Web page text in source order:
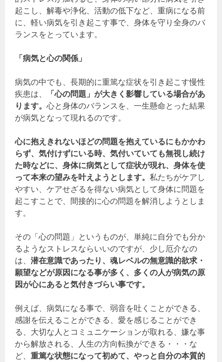
起こし、解毒や浄化、活動の低下など、重病になる前
に、軽い病気を引き起こす事で、身体を守り全身のバ
ランスをとっています。
「病気と心の関係」
病気の中でも、長期的に重篤な症状を引き起こす慢性
疾患は、
「心の問題」が大きく影響している場合があ
ります。心と身体のバランスを、一生懸命とった結果
が病気となって現れるのです。
心に抱えきれないほどの問題を抱えているにもかかわ
らず、気付けずにいる時、気付いていても無視し続け
た時などに、身体に病気として症状が現れ、身体を使
って本来の望みを叶えようとします。私たちがケアし
やすい、ケアせざるを得ない病気として身体に問題を
起こすことで、間接的に心の問題を解消しようとしま
す。
その「心の問題」というものが、単純に自分でも分か
るようなストレスならいいのですが、少し厄介なの
は、潜在意識であったり、魂レベルの無意識的欲求・
願望などが原因になる事が多く、多くの人が病気の原
因が心にあると気付きづらい事です。
例えば、病気になる事で、弱音を吐くことができる、
感謝を伝えることができる、愛を感じることができ
る、大切な人とコミュニケーションが取れる、嫌な事
から解放される、人生の方向転換ができる・・・な
ど、重篤な状態になって初めて、やっと自分の本質的